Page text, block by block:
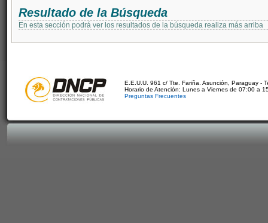
Resultado de la Búsqueda
En esta sección podrá ver los resultados de la búsqueda realiza más arriba
E.E.U.U. 961 c/ Tte. Fariña. Asunción, Paraguay -
Horario de Atención: Lunes a Viernes de 07:00 a
Preguntas Frecuentes